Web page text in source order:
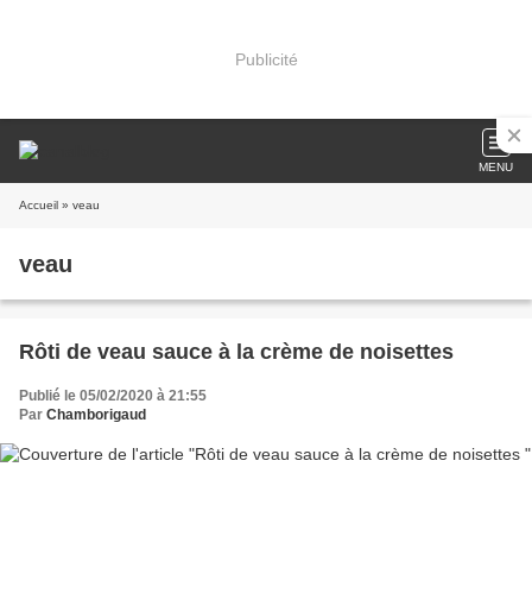
Publicité
MENU
Accueil » veau
veau
Rôti de veau sauce à la crème de noisettes
Publié le 05/02/2020 à 21:55
Par Chamborigaud